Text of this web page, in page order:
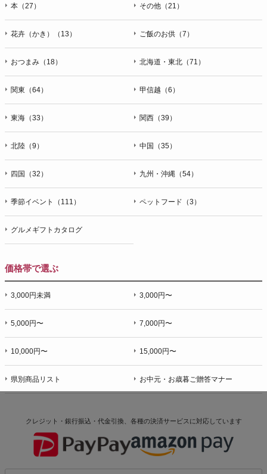
本（27） その他（21）
花卉（かき）（13） ご飯のお供（7）
おつまみ（18） 北海道・東北（71）
関東（64） 甲信越（6）
東海（33） 関西（39）
北陸（9） 中国（35）
四国（32） 九州・沖縄（54）
季節イベント（111） ペットフード（3）
グルメギフトカタログ
価格帯で選ぶ
3,000円未満 3,000円〜
5,000円〜 7,000円〜
10,000円〜 15,000円〜
県別商品リスト お中元・お歳暮ご贈答マナー
クレジット・銀行振込・代金引換、各種の決済サービスに対応しています